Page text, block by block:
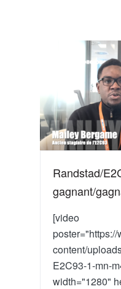
Randstad/
gagnant/
[video
content/
E2C93-1-mn-
width="1280"